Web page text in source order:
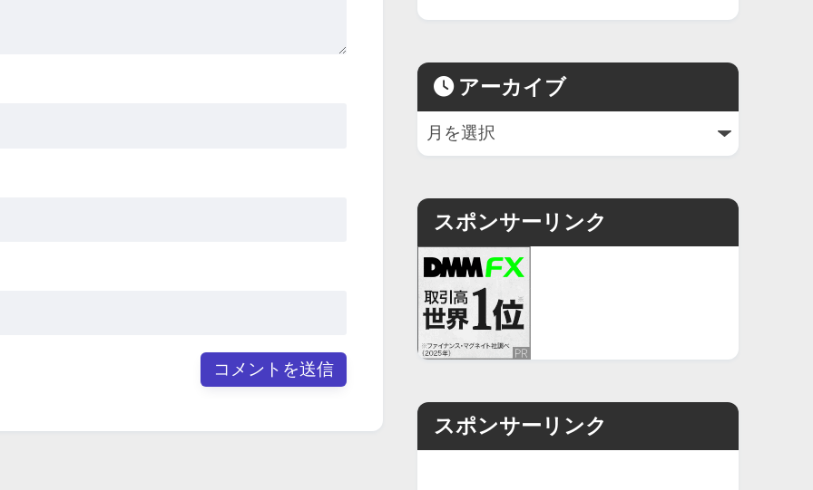
アーカイブ
スポンサーリンク
スポンサーリンク